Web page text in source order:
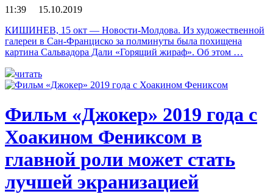
11:39 15.10.2019
КИШИНЕВ, 15 окт — Новости-Молдова. Из художественной
галереи в Сан-Франциско за полминуты была похищена
картина Сальвадора Дали «Горящий жираф». Об этом …
читать
Фильм «Джокер» 2019 года c
Хоакином Фениксом в
главной роли может стать
лучшей экранизацией